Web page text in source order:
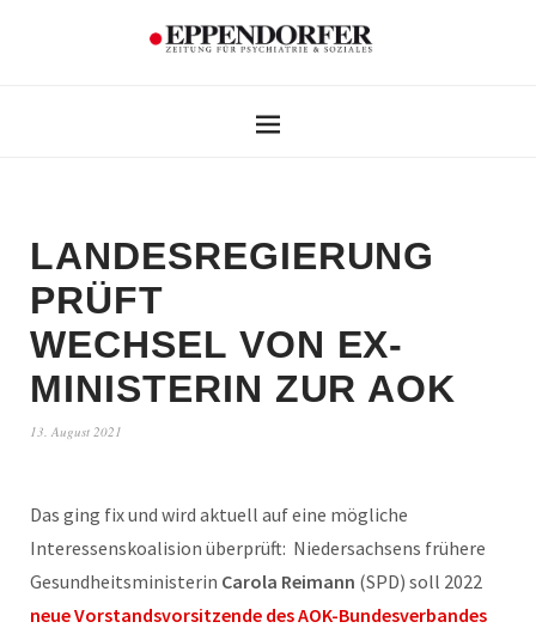
LANDESREGIERUNG
PRÜFT
WECHSEL VON EX-
MINISTERIN ZUR AOK
13. August 2021
Das ging fix und wird aktuell auf eine mögliche
Interessenskoalision überprüft: Niedersachsens frühere
Gesundheitsministerin Carola Reimann (SPD) soll 2022
neue Vorstandsvorsitzende des AOK-Bundesverbandes